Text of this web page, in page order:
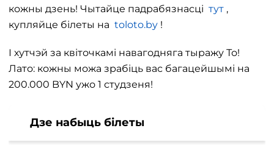
кожны дзень! Чытайце падрабязнасці тут ,
купляйце білеты на toloto.by !
І хутчэй за квіточкамі навагодняга тыражу То!
Лато: кожны можа зрабіць вас багацейшымі на
200.000 BYN ужо 1 студзеня!
Дзе набыць білеты